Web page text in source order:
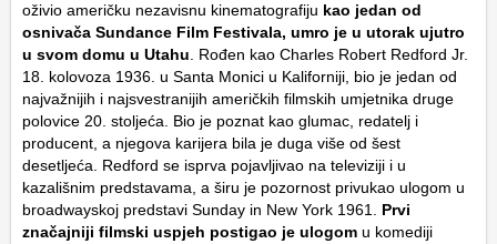
oživio američku nezavisnu kinematografiju kao jedan od
osnivača Sundance Film Festivala, umro je u utorak ujutro
u svom domu u Utahu . Rođen kao Charles Robert Redford Jr.
18. kolovoza 1936. u Santa Monici u Kaliforniji, bio je jedan od
najvažnijih i najsvestranijih američkih filmskih umjetnika druge
polovice 20. stoljeća. Bio je poznat kao glumac, redatelj i
producent, a njegova karijera bila je duga više od šest
desetljeća. Redford se isprva pojavljivao na televiziji i u
kazališnim predstavama, a širu je pozornost privukao ulogom u
broadwayskoj predstavi Sunday in New York 1961. Prvi
značajniji filmski uspjeh postigao je ulogom u komediji